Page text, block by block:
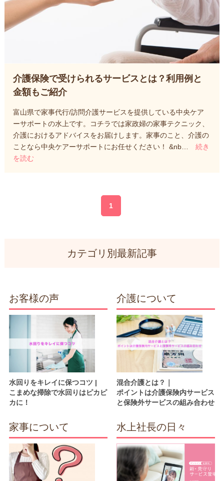
介護保険で受けられるサービスとは？利用例と
金額もご紹介
富山県で家事代行/訪問介護サービスを提供している中央ケア
ーサポートの水上です。コチラでは家政婦の家事テクニック、
介護におけるアドバイスをお届けします。家事のこと、介護の
ことなら中央ケアーサポートにお任せください！ &nb…
続き
を読む
1
カテゴリ別最新記事
お客様の声
水回りをキレイに保つコツ |
こまめな掃除で水回りはピカピ
カに！
介護について
混合介護とは？｜
ポイントは介護保険内サービス
と保険外サービスの組み合わせ
家事について 水上社長の日々